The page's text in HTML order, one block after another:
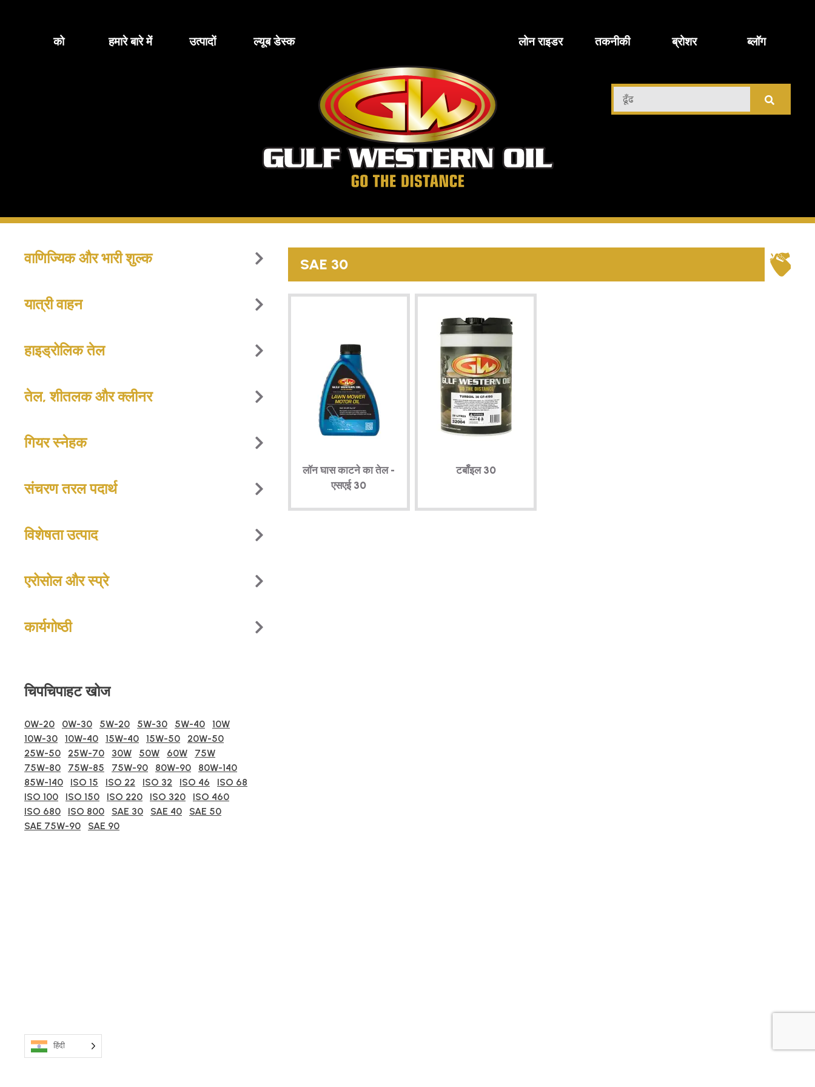
दूरी
को हमारे बारे में उत्पादों ल्यूब डेस्क लोन राइडर तकनीकी ब्रोशर ब्लॉग
ढूँढ
वाणिज्यिक और भारी शुल्क
यात्री वाहन
हाइड्रोलिक तेल
तेल, शीतलक और क्लीनर
गियर स्नेहक
संचरण तरल पदार्थ
विशेषता उत्पाद
एरोसोल और स्प्रे
कार्यगोष्‍ठी
चिपचिपाहट खोज
0W-20 0W-30 5W-20 5W-30 5W-40
10W
10W-30
10W-40 15W-40 15W-50
20W-50
25W-50
25W-70 30W 50W 60W
75W
75W-80
75W-85 75W-90 80W-90
80W-140
85W-140
ISO 15 ISO 22 ISO 32 ISO 46
ISO 68
ISO 100
ISO 150 ISO 220 ISO 320
ISO 460
ISO 680
ISO 800 SAE 30 SAE 40
SAE 50
SAE 75W-90
SAE 90
SAE 30
लॉन घास काटने का तेल -
एसएई 30
टर्बॉइल 30
हिंदी